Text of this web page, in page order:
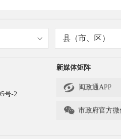
县（市、区）
号-2
新媒体矩阵
 闽政通APP
 市政府官方微